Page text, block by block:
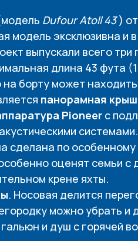
Dufour Atoll 43)
модель эксклюзивна и
выпускали всего
длина 43 фута
борту может
панорамная
Pioneer с
сделана по
оценят семьи с
крене яхты.
. Носовая делится
можно убрать
и душ с горячей